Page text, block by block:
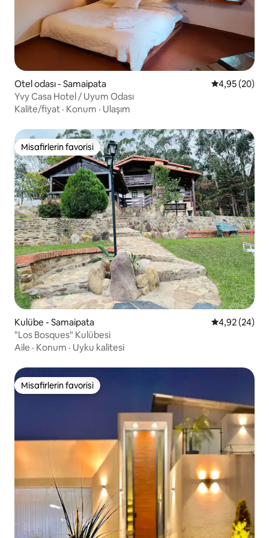
Otel odası - Samaipata 5 üzerinden
4,95 (20)
Yvy Casa Hotel / Uyum Odası
Kalite/fiyat · Konum · Ulaşım
Misafirlerin favorisi
Misafirlerin favorisi
Kulübe - Samaipata 5 üzerinden
4,92 (24)
"Los Bosques" Kulübesi
Aile · Konum · Uyku kalitesi
Misafirlerin favorisi
Misafirlerin favorisi